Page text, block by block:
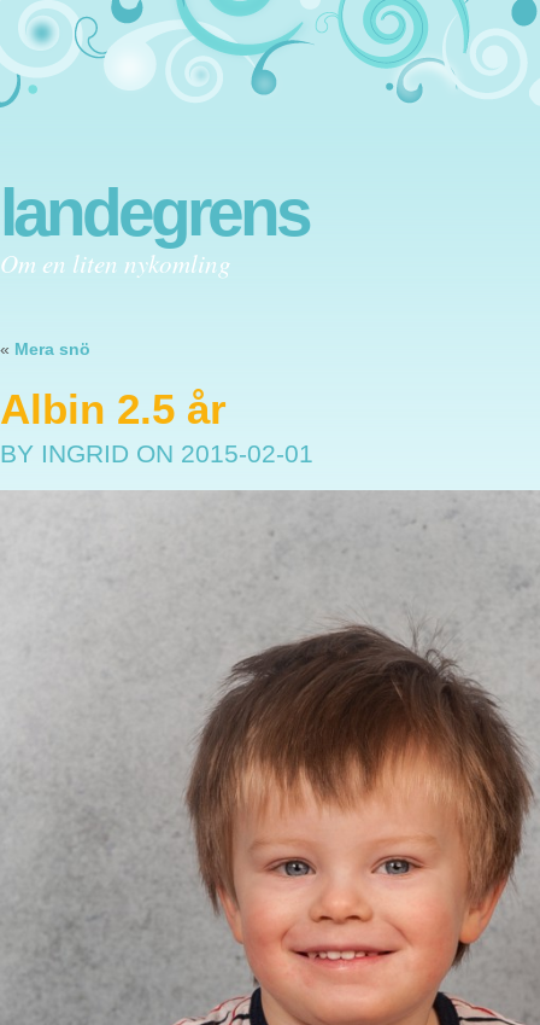
landegrens
Om en liten nykomling
« Mera snö
Albin 2.5 år
BY INGRID ON 2015-02-01